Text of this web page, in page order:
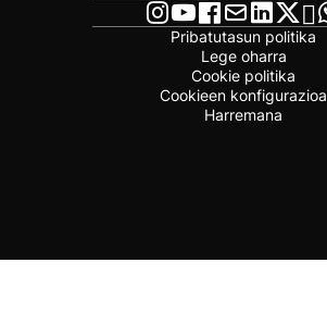
Pribatutasun politika
Lege oharra
Cookie politika
Cookieen konfigurazioa
Harremana